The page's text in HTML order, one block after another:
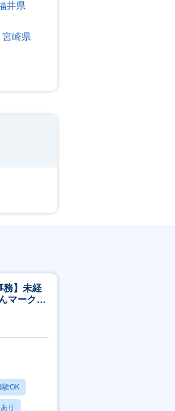
井県
宮崎県
務】未経
マーク取
日
験OK
り